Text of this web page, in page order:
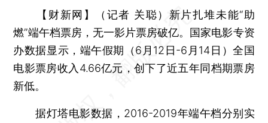
【财新网】（记者 关聪） 新片扎堆未能“助
燃”端午档票房，无一影片票房破亿。国家电影专资
办数据显示，端午假期（6月12日-6月14日）全国
电影票房收入4.66亿元，创下了近五年同档期票房
新低。
据灯塔电影数据，2016-2019年端午档分别实